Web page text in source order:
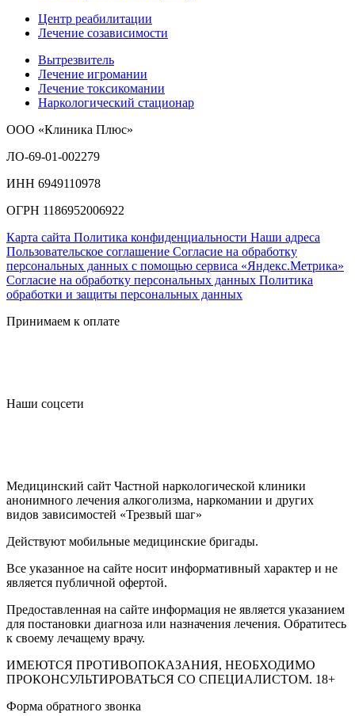
Центр реабилитации
Лечение созависимости
Вытрезвитель
Лечение игромании
Лечение токсикомании
Наркологический стационар
ООО «Клиника Плюс»
ЛО-69-01-002279
ИНН 6949110978
ОГРН 1186952006922
Карта сайта Политика конфиденциальности Наши адреса
Пользовательское соглашение Согласие на обработку
персональных данных с помощью сервиса «Яндекс.Метрика»
Согласие на обработку персональных данных Политика
обработки и защиты персональных данных
Принимаем к оплате
Наши соцсети
Медицинский сайт Частной наркологической клиники
анонимного лечения алкоголизма, наркомании и других
видов зависимостей «Трезвый шаг»
Действуют мобильные медицинские бригады.
Все указанное на сайте носит информативный характер и не
является публичной офертой.
Предоставленная на сайте информация не является указанием
для постановки диагноза или назначения лечения. Обратитесь
к своему лечащему врачу.
ИМЕЮТСЯ ПРОТИВОПОКАЗАНИЯ, НЕОБХОДИМО
ПРОКОНСУЛЬТИРОВАТЬСЯ СО СПЕЦИАЛИСТОМ. 18+
Форма обратного звонка